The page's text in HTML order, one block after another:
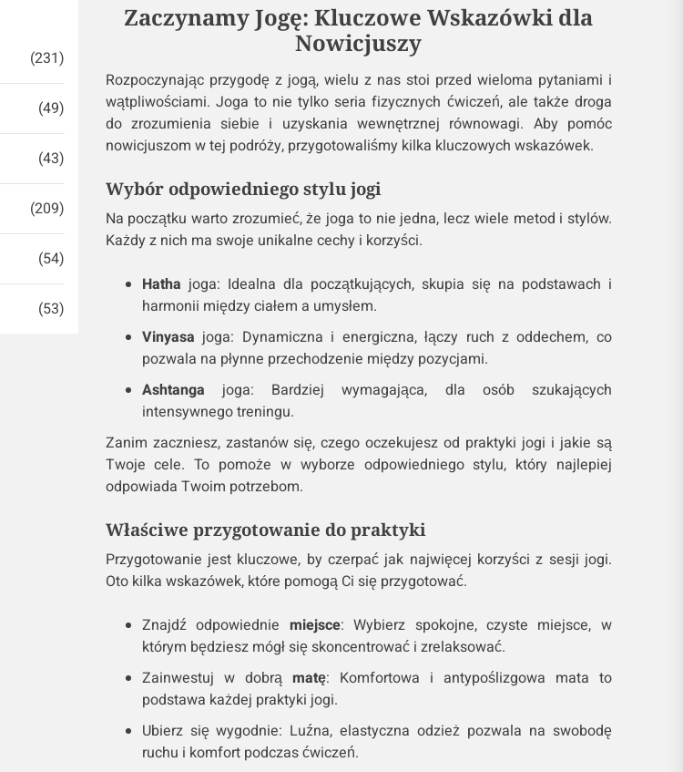
Zaczynamy Jogę: Kluczowe Wskazówki dla
Nowicjuszy
Rozpoczynając przygodę z jogą, wielu z nas stoi przed wieloma pytaniami i
wątpliwościami. Joga to nie tylko seria fizycznych ćwiczeń, ale także droga
do zrozumienia siebie i uzyskania wewnętrznej równowagi. Aby pomóc
nowicjuszom w tej podróży, przygotowaliśmy kilka kluczowych wskazówek.
Wybór odpowiedniego stylu jogi
Na początku warto zrozumieć, że joga to nie jedna, lecz wiele metod i stylów.
Każdy z nich ma swoje unikalne cechy i korzyści.
Hatha joga: Idealna dla początkujących, skupia się na podstawach i
harmonii między ciałem a umysłem.
Vinyasa joga: Dynamiczna i energiczna, łączy ruch z oddechem, co
pozwala na płynne przechodzenie między pozycjami.
Ashtanga joga: Bardziej wymagająca, dla osób szukających
intensywnego treningu.
Zanim zaczniesz, zastanów się, czego oczekujesz od praktyki jogi i jakie są
Twoje cele. To pomoże w wyborze odpowiedniego stylu, który najlepiej
odpowiada Twoim potrzebom.
Właściwe przygotowanie do praktyki
Przygotowanie jest kluczowe, by czerpać jak najwięcej korzyści z sesji jogi.
Oto kilka wskazówek, które pomogą Ci się przygotować.
Znajdź odpowiednie miejsce: Wybierz spokojne, czyste miejsce, w
którym będziesz mógł się skoncentrować i zrelaksować.
Zainwestuj w dobrą matę: Komfortowa i antypoślizgowa mata to
podstawa każdej praktyki jogi.
Ubierz się wygodnie: Luźna, elastyczna odzież pozwala na swobodę
ruchu i komfort podczas ćwiczeń.
(231)
(49)
(43)
(209)
(54)
(53)